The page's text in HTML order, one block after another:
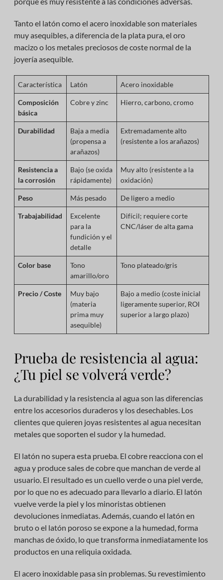
Tanto el latón como el acero inoxidable son materiales
muy asequibles, a diferencia de la plata pura, el oro
macizo o los metales preciosos de coste normal de la
joyería asequible.
Característica Latón Acero inoxidable
Composición
básica
Cobre y zinc Hierro, carbono, cromo
Durabilidad
Baja a media
(propensa a
arañazos)
Extremadamente alto
(resistente a los arañazos)
Resistencia a
la corrosión
Bajo (se oxida
rápidamente)
Muy alto (resistente a la
oxidación)
Peso Más pesado De ligero a medio
Trabajabilidad
Excelente
para la
fundición y el
detalle
Difícil; requiere corte
CNC/láser de alta gama
Color base
Tono
amarillo/oro
Tono plateado/gris
Precio / Coste
Muy bajo
(materia
prima muy
asequible)
Bajo a medio (coste inicial
ligeramente superior, ROI
superior a largo plazo)
Prueba de resistencia al agua:
¿Tu piel se volverá verde?
La durabilidad y la resistencia al agua son las diferencias
entre los accesorios duraderos y los desechables. Los
clientes que quieren joyas resistentes al agua necesitan
metales que soporten el sudor y la humedad.
El latón no supera esta prueba. El cobre reacciona con el
agua y produce sales de cobre que manchan de verde al
usuario. El resultado es un cuello verde o una piel verde,
por lo que no es adecuado para llevarlo a diario. El latón
vuelve verde la piel y los minoristas obtienen
devoluciones inmediatas. Además, cuando el latón en
bruto o el latón poroso se expone a la humedad, forma
manchas de óxido, lo que transforma inmediatamente los
productos en una reliquia oxidada.
El acero inoxidable pasa sin problemas. Su revestimiento